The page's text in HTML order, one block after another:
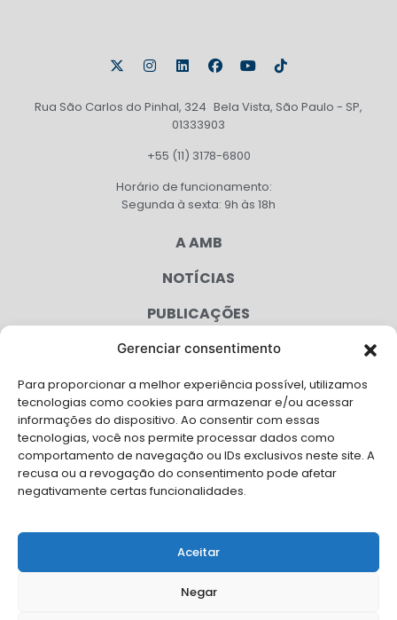
Gerenciar consentimento
Para proporcionar a melhor experiência possível, utilizamos
tecnologias como cookies para armazenar e/ou acessar
informações do dispositivo. Ao consentir com essas
tecnologias, você nos permite processar dados como
comportamento de navegação ou IDs exclusivos neste site. A
recusa ou a revogação do consentimento pode afetar
negativamente certas funcionalidades.
Aceitar
Negar
Rua São Carlos do Pinhal, 324 Bela Vista, São Paulo - SP,
01333903
+55 (11) 3178-6800
Horário de funcionamento:
Segunda à sexta: 9h às 18h
A AMB
NOTÍCIAS
PUBLICAÇÕES
CONGRESSO
AGENDA
CAMPANHAS
SERVIÇOS
FILIADAS
FALE CONOSCO
Solicite Apoio Institucional da AMB para o seu evento